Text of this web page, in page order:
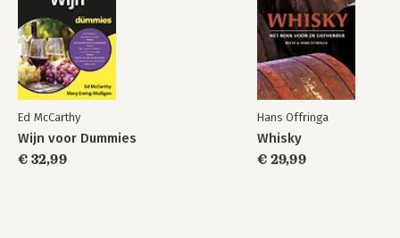
Ed McCarthy
Wijn voor Dummies
€ 32,99
Hans Offringa
Whisky
€ 29,99